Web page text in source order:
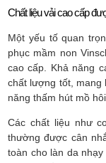
Chất liệu vải cao cấp
Một yếu tố quan
phục mầm non
cao cấp. Khả năng
chất lượng tốt, mang
năng thấm hút mồ
Các chất liệu như
thường được cân
toàn cho làn da